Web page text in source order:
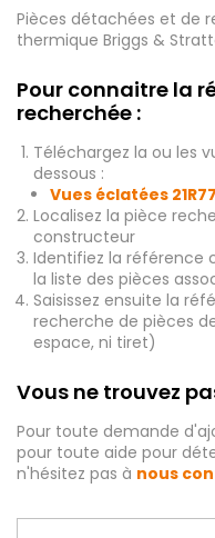
Pièces détachées et de
thermique Briggs &
Pour connaitre la
recherchée :
Téléchargez la ou les
dessous :
Vues éclatées
Localisez la pièce
constructeur
Identifiez la référence
la liste des pièces
Saisissez ensuite la
recherche de pièces
espace, ni tiret)
Vous ne trouvez
Pour toute demande
pour toute aide pour
n'hésitez pas à nous